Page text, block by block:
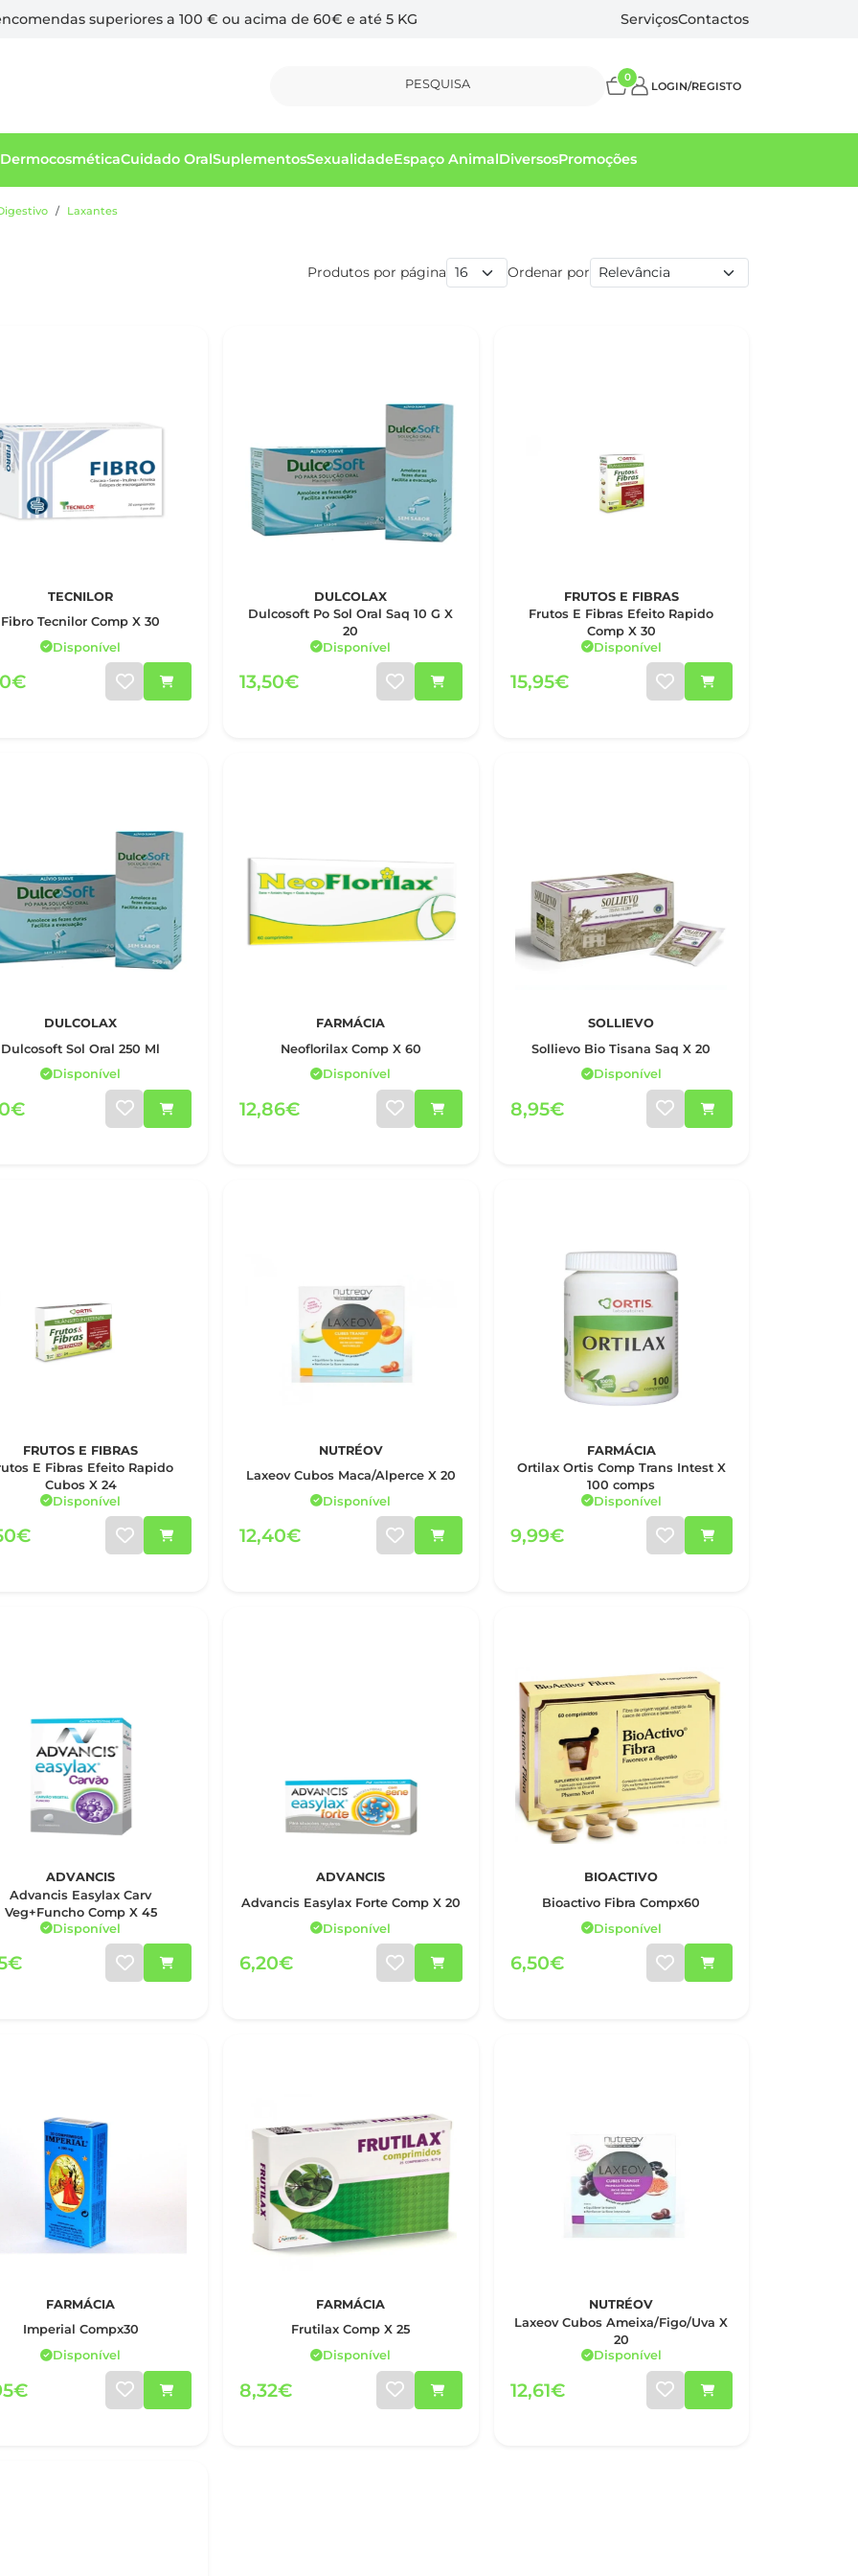
superiores a 100 € ou acima de 60€ e até 5 KG ServiçosContactos
PESQUISA 0
LOGIN/REGISTO
DermocosméticaCuidado OralSuplementosSexualidadeEspaço AnimalDiversosPromoções
Laxantes
Produtos por página Ordenar por
TECNILOR
Fibro Tecnilor Comp X 30
Disponível
DULCOLAX
Dulcosoft Po Sol Oral Saq 10 G X
20
Disponível
13,50€
FRUTOS E FIBRAS
Frutos E Fibras Efeito Rapido
Comp X 30
Disponível
15,95€
DULCOLAX
Dulcosoft Sol Oral 250 Ml
Disponível
FARMÁCIA
Neoflorilax Comp X 60
Disponível
12,86€
SOLLIEVO
Sollievo Bio Tisana Saq X 20
Disponível
8,95€
FRUTOS E FIBRAS
E Fibras Efeito Rapido
Cubos X 24
Disponível
NUTRÉOV
Laxeov Cubos Maca/Alperce X 20
Disponível
12,40€
FARMÁCIA
Ortilax Ortis Comp Trans Intest X
100 comps
Disponível
9,99€
ADVANCIS
Advancis Easylax Carv
Veg+Funcho Comp X 45
Disponível
ADVANCIS
Advancis Easylax Forte Comp X 20
Disponível
6,20€
BIOACTIVO
Bioactivo Fibra Compx60
Disponível
6,50€
FARMÁCIA
Imperial Compx30
Disponível
FARMÁCIA
Frutilax Comp X 25
Disponível
8,32€
NUTRÉOV
Laxeov Cubos Ameixa/Figo/Uva X
20
Disponível
12,61€